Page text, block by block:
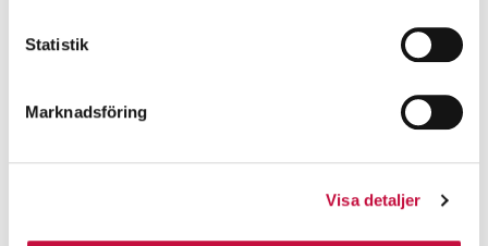
Statistik
Marknadsföring
Visa detaljer